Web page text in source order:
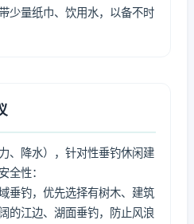
少量纸巾、饮用水，以备不时
、降水），针对性垂钓休闲建
全性：
垂钓，优先选择有树木、建筑
的江边、湖面垂钓，防止风浪